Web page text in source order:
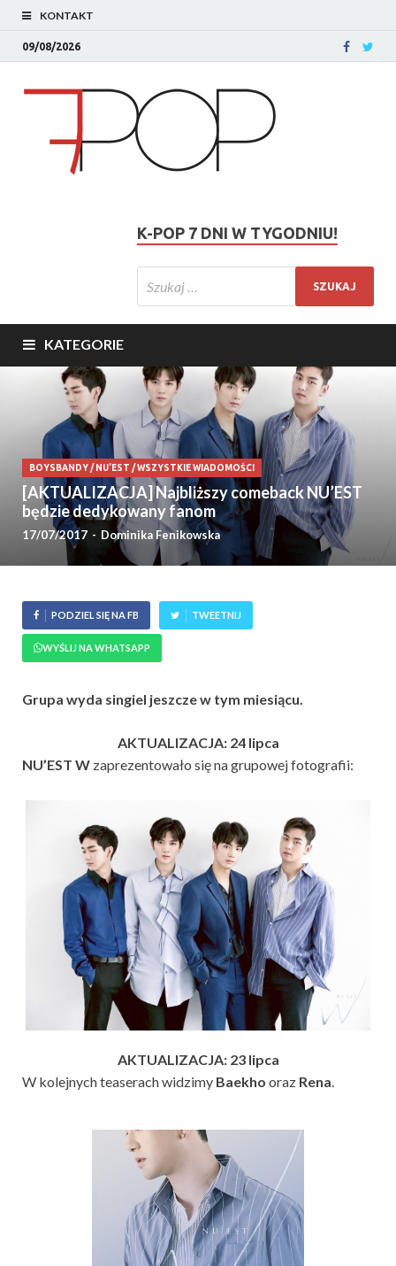
KONTAKT
09/08/2026
K-POP 7 DNI W TYGODNIU!
KATEGORIE
BOYSBANDY/ NU'EST /WSZYSTKIE WIADOMOŚCI
[AKTUALIZACJA] Najbliższy comeback NU’EST
będzie dedykowany fanom
17/07/2017 - Dominika Fenikowska
PODZIEL SIĘ NA FB TWEETNIJ
WYŚLIJ NA WHATSAPP
Grupa wyda singiel jeszcze w tym miesiącu.
AKTUALIZACJA: 24 lipca
NU’EST W zaprezentowało się na grupowej fotografii:
AKTUALIZACJA: 23 lipca
W kolejnych teaserach widzimy Baekho oraz Rena.